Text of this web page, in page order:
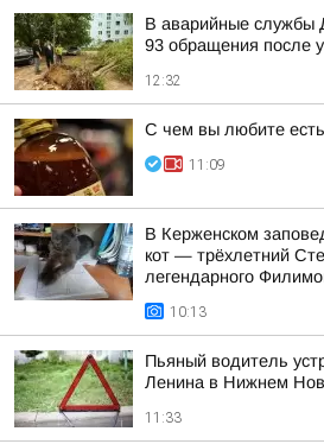
В аварийные службы
93 обращения после
12:32
С чем вы любите
11:09
В Керженском
кот — трёхлетний
легендарного
10:13
Пьяный водитель
Ленина в Нижнем
11:33